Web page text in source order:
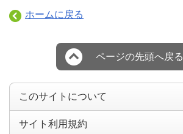
ホームに戻る
ページの先頭へ戻る
このサイトについて
サイト利用規約